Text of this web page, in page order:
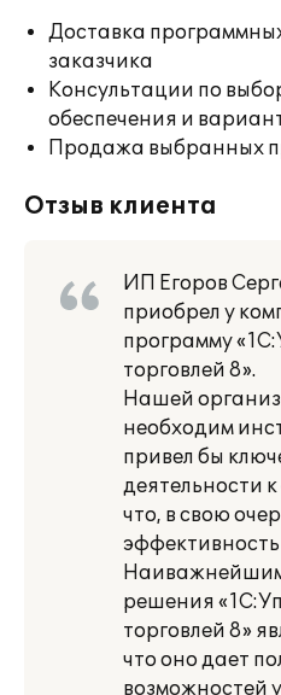
Доставка
заказчика
Консультации по
обеспечения и
Продажа выбранных
Отзыв клиента
ИП Егоров
приобрел у
программу
торговлей 8».
Нашей
необходим
привел бы
деятельности
что, в свою
решения
торговлей 8»
что оно дает
возможностей